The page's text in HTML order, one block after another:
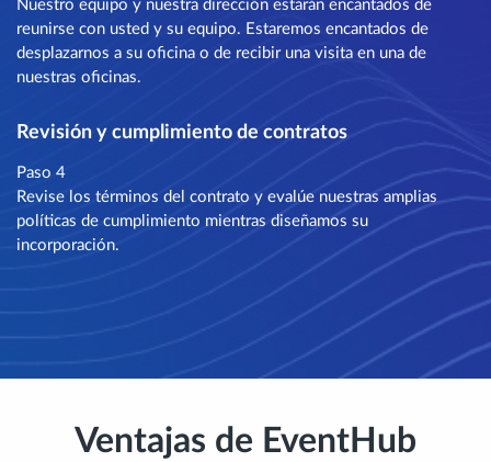
Nuestro equipo y nuestra dirección estarán encantados de
reunirse con usted y su equipo. Estaremos encantados de
desplazarnos a su oficina o de recibir una visita en una de
nuestras oficinas.
Revisión y cumplimiento de contratos
Paso 4
Revise los términos del contrato y evalúe nuestras amplias
políticas de cumplimiento mientras diseñamos su
incorporación.
Ventajas de EventHub